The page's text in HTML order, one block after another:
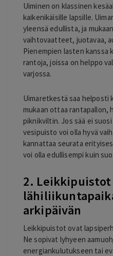
Uiminen on klassinen
kaikenikäisille lapsille.
yleensä edullista, ja
vaihtovaatteet, juotavaa,
Pienempien lasten kanssa
rantoja, joissa on helppo
varjossa.
Uimaretkestä saa helposti
mukaan ottaa rantapallon,
piknikviltin. Jos sää ei
vesipuisto voi olla hyvä
kannattaa seurata
voi olla edullisempi kuin
2. Leikkipuistot
arkipäivän
Leikkipuistot ovat
Ne sopivat lyhyeen
energiankulutukseen tai